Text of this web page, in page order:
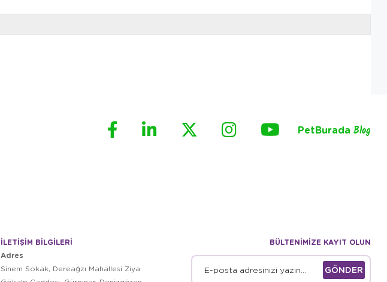
PetBurada Blog
İLETİŞİM BİLGİLERİ
Adres
Sinem Sokak, Dereağzı Mahallesi Ziya
BÜLTENİMİZE KAYIT OLUN
GÖNDER